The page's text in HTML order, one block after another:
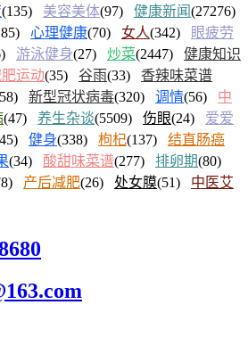
(135) 美容美体(97) 健康新闻(27276)
心理健康(70) 女人(342)
眼疲劳
游泳健身(27) 炒菜(2447) 健康知识
运动(35) 谷雨(33) 香辣味菜谱
新型冠状病毒(320) 调情(56) 中
(47) 养生杂谈(5509) 伤眼(24) 爱爱
健身(338) 枸杞(137) 结直肠癌
(34) 酸甜味菜谱(277) 排卵期(80)
产后减肥(26) 处女膜(51) 中医艾